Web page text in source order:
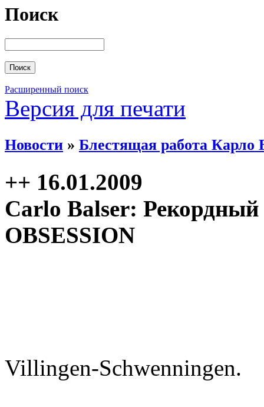
Поиск
Расширенный поиск
Версия для печати
Новости » Блестящая работа Карло
++ 16.01.2009
Carlo Balser:
OBSESSION
Villingen-Schwenningen.